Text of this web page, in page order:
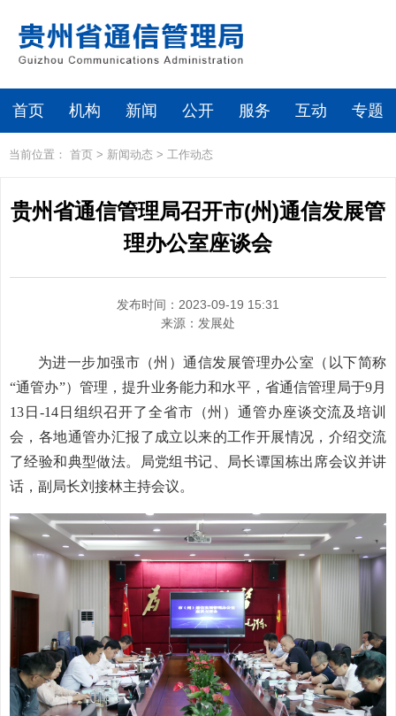
首页 机构 新闻 公开 服务 互动 专题
当前位置： 首页 > 新闻动态 > 工作动态
贵州省通信管理局召开市(州)通信发展管
理办公室座谈会
发布时间：2023-09-19 15:31
来源： 发展处
为进一步加强市（州）通信发展管理办公室（以下简称
“通管办”）管理，提升业务能力和水平，省通信管理局于9月
13日-14日组织召开了全省市（州）通管办座谈交流及培训
会，各地通管办汇报了成立以来的工作开展情况，介绍交流
了经验和典型做法。局党组书记、局长谭国栋出席会议并讲
话，副局长刘接林主持会议。